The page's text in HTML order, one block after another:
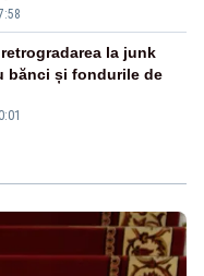
la junk
bănci și fondurile de